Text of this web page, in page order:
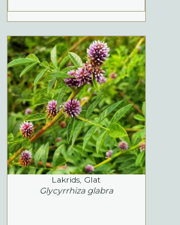
Lakrids, Glat
Glycyrrhiza glabra